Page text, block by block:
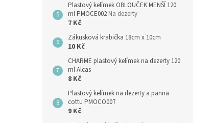
Plastový kelímek OBLOUČEK MENŠÍ 120
ml PMOCE002 Na dezerty
7 Kč
Zákusková krabička 18cm x 10cm
10 Kč
CHARME plastový kelímek na dezerty 120
ml Alcas
8 Kč
Plastový kelímek na dezerty a panna
cottu PMOCO007
9 Kč